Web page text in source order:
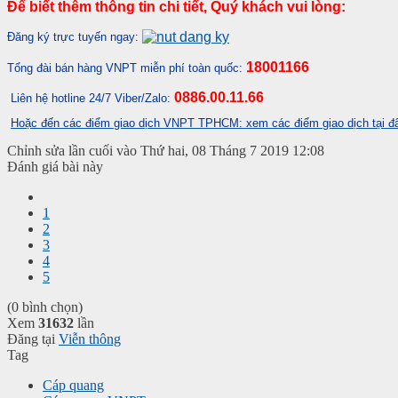
Để biết thêm thông tin chi tiết, Quý khách vui lòng:
Đăng ký trực tuyến ngay:
Tổng đài bán hàng VNPT miễn phí toàn quốc: 18001166
Liên hệ hotline 24/7 Viber/Zalo: 0886.00.11.66
Hoặc đến các điểm giao dịch VNPT TPHCM: xem các điểm giao dịch tại
Chỉnh sửa lần cuối vào Thứ hai, 08 Tháng 7 2019 12:08
Đánh giá bài này
1
2
3
4
5
(0 bình chọn)
Xem 31632 lần
Đăng tại Viễn thông
Tag
Cáp quang